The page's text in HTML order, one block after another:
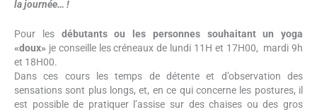
la journée… !
Pour les débutants ou les personnes souhaitant un yoga
«doux» je conseille les créneaux de lundi 11H et 17H00, mardi 9h
et 18H00.
Dans ces cours les temps de détente et d’observation des
sensations sont plus longs, et, en ce qui concerne les postures, il
est possible de pratiquer l’assise sur des chaises ou des gros